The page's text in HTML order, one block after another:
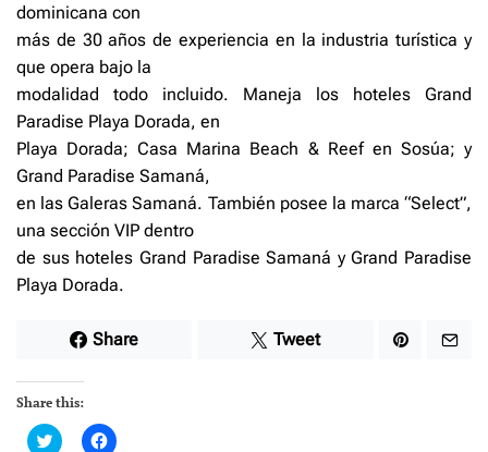
dominicana con
más de 30 años de experiencia en la industria turística y
que opera bajo la
modalidad todo incluido. Maneja los hoteles Grand
Paradise Playa Dorada, en
Playa Dorada; Casa Marina Beach & Reef en Sosúa; y
Grand Paradise Samaná,
en las Galeras Samaná. También posee la marca “Select”,
una sección VIP dentro
de sus hoteles Grand Paradise Samaná y Grand Paradise
Playa Dorada.
Share Tweet
Share this:
C C